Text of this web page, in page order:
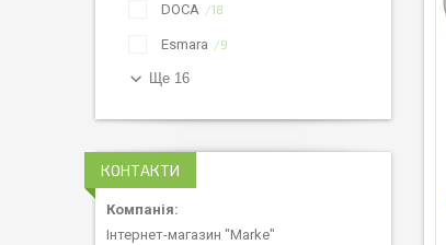
DOCA 18
Esmara 9
Ще 16
КОНТАКТИ
Інтернет-магазин "Marke"